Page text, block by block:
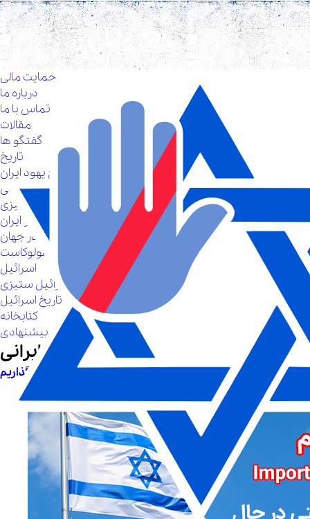
حمایت مالی
درباره ما
تماس با ما
مقالات
گفتگو ها
تاریخ
تاریخ یهود ایران
تاریخ شفاهی یهودیان ایرانی
یهود ستیزی
یهود ستیزی در ایران
یهود ستیزی در جهان
هولوکاست
اسرائیل
اسرائیل ستیزی
تاریخ اسرائیل
کتابخانه
لینک های پیشنهادی
یهود ستیزی در ایرانی